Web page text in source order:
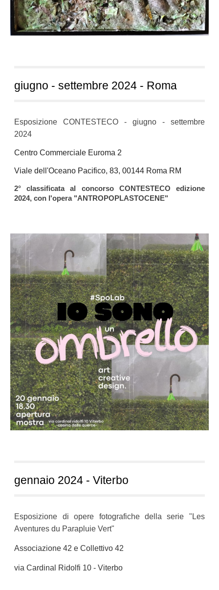
giugno -settembre 2024 - Roma
Esposizione CONTESTECO - giugno - settembre
2024
Centro Commerciale Euroma 2
Viale dell'Oceano Pacifico, 83, 00144 Roma RM
2° classificata al concorso CONTESTECO edizione
2024, con l'opera "ANTROPOPLASTOCENE"
gennaio 2024 - Viterbo
Esposizione di opere fotografiche della serie "Les
Aventures du Parapluie Vert"
Associazione 42 e Collettivo 42
via Cardinal Ridolfi 10 - Viterbo